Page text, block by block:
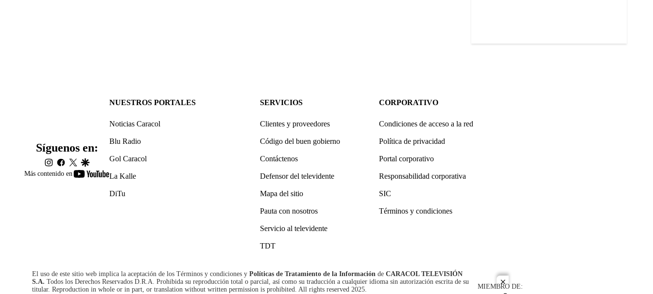
close
Más contenido en
youtube-
Síguenos en:
instagram
facebook
twittergoogle
NUESTROS PORTALES
Noticias Caracol
Blu Radio
Gol Caracol
La Kalle
DiTu
SERVICIOS
Clientes y proveedores
Código del buen gobierno
Contáctenos
Defensor del televidente
Mapa del sitio
Pauta con nosotros
Servicio al televidente
TDT
CORPORATIVO
Condiciones de acceso a la red
Política de privacidad
Portal corporativo
Responsabilidad corporativa
SIC
Términos y condiciones
El uso de este sitio web implica la aceptación de los Términos y condiciones y Políticas de Tratamiento de la Información de CARACOL TELEVISIÓN
S.A. Todos los Derechos Reservados D.R.A. Prohibida su reproducción total o parcial, así como su traducción a cualquier idioma sin autorización escrita de su
titular. Reproduction in whole or in part, or translation without written permission is prohibited. All rights reserved 2025.
MIEMBRO DE: